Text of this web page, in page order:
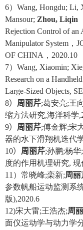
6） Wang, Hongdu; Li,
Mansour; Zhou, Liqin
Rejection Control of an
Manipulator System ，
OF CHINA ， 2020.10
7） Wang, Xiaomin;
Research on a
Large-Sized Objects,
8） 周丽芹;葛安亮;王
缩方法研究,海洋科学
9） 周丽芹;傅金辉;宋
器的水下滑翔机迭代
10） 周丽芹;孙鹏;杨华;
度的作用机理研究, 现
11 ）常晓峰;栾新;周丽
参数帆船运动监测系
版),2020.6
12)宋大雷;王浩杰;周
面仪运动学与动力学